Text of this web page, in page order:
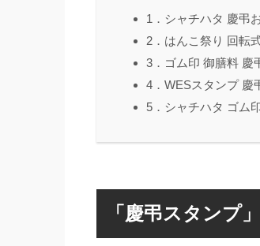
1．シャチハタ 慶弔
2．はんこ祭り 回転
3．ゴム印 御膳料 慶
4．WESスタンプ 慶
5．シャチハタ ゴム
「慶弔スタンプ